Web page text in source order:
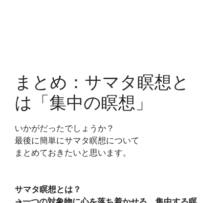
まとめ：サマタ瞑想と
は「集中の瞑想」
いかがだったでしょうか？
最後に簡単にサマタ瞑想について
まとめておきたいと思います。
サマタ瞑想とは？